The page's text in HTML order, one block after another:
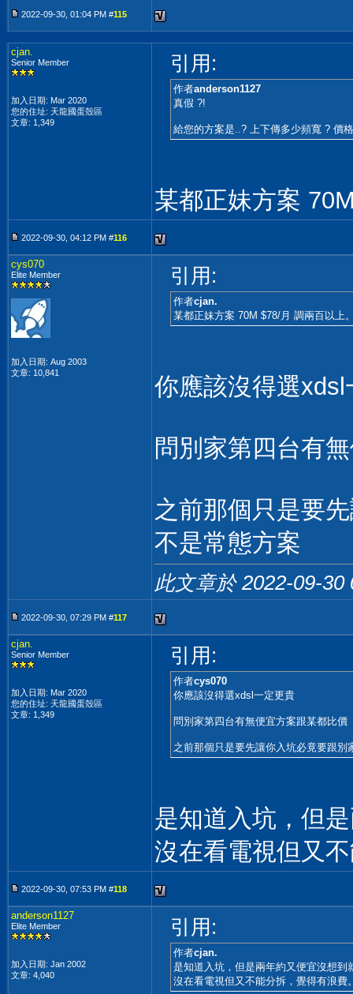
2022-09-30, 01:04 PM #115
cjan.
Senior Member
加入日期: Mar 2020
您的住址: 天龍國蛋殼區
文章: 1,349
引用:
作者anderson1127
真假 ?!
給您的方案是..? 上下傳多少頻寬 ? 價
某都正妹方案
2022-09-30, 04:12 PM #116
cys070
Elite Member
加入日期: Aug 2003
文章: 10,841
引用:
作者cjan.
某都正妹方案 70M $78/月 調兩百以上
你應該沒得選xdsl
問別家第四台有
之前那個只是要
不是常態方案
此文章於 2022-09-30
2022-09-30, 07:29 PM #117
cjan.
Senior Member
加入日期: Mar 2020
您的住址: 天龍國蛋殼區
文章: 1,349
引用:
作者cys070
你應該沒得選xdsl一定更貴
問別家第四台有無便宜方案跟某都比價
之前那個只是要先讓你入坑必竟要跟別
是知道入坑，但
沒在看電視但又
2022-09-30, 07:53 PM #118
anderson1127
Elite Member
加入日期: Jan 2002
文章: 4,040
引用:
作者cjan.
是知道入坑，但是兩年約又便宜沒想到
沒在看電視但又不能分拆，覺得有浪費